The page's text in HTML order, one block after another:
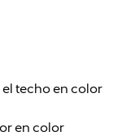
techo en color
en color